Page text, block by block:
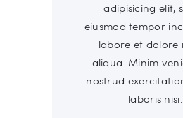
adipisicing elit,
eiusmod tempor
labore et dolore
aliqua. Minim
nostrud
laboris